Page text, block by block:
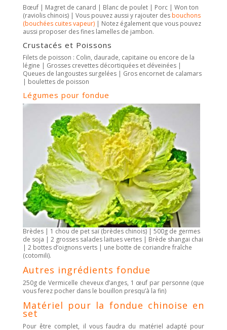
Bœuf | Magret de canard | Blanc de poulet | Porc | Won ton
(raviolis chinois) | Vous pouvez aussi y rajouter des bouchons
(bouchées cuites vapeur)| Notez également que vous pouvez
aussi proposer des fines lamelles de jambon.
Crustacés et Poissons
Filets de poisson : Colin, daurade, capitaine ou encore de la
légine | Grosses crevettes décortiquées et déveinées |
Queues de langoustes surgelées | Gros encornet de calamars
| boulettes de poisson
Légumes pour fondue
Brèdes | 1 chou de pet saï (brèdes chinois) | 500g de germes
de soja | 2 grosses salades laitues vertes | Brède shangai chai
| 2 bottes d’oignons verts | une botte de coriandre fraîche
(cotomili).
Autres ingrédients fondue
250g de Vermicelle cheveux d’anges, 1 œuf par personne (que
vous ferez pocher dans le bouillon presqu’à la fin)
Matériel pour la fondue chinoise en
set
Pour être complet, il vous faudra du matériel adapté pour